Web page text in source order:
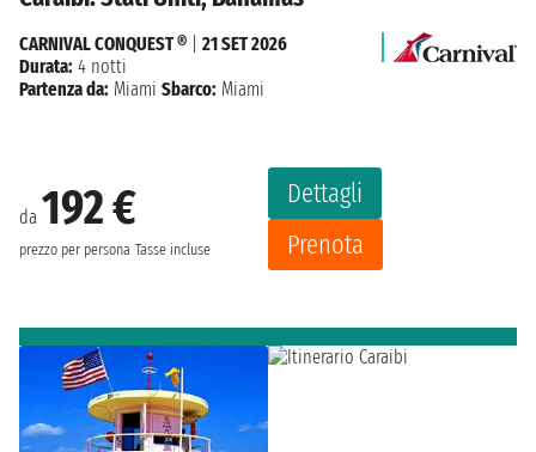
da 192 €
prezzo per persona Tasse incluse
Dettagli
Prenota
CARNIVAL CONQUEST ®
21 SET 2026
Durata: 4 notti
Partenza da: Miami Sbarco: Miami